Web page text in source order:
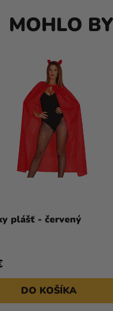
MOHLO
plášť - červený
DO KOŠÍKA